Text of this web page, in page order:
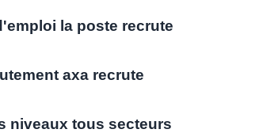
la poste recrute
axa recrute
niveaux tous secteurs